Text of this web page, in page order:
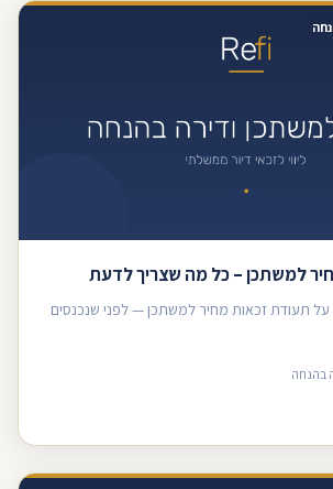
למשתכן – כל מה שצריך לדעת
תעודת זכאות מחיר למשתכן — לפני שנכנסים
בהנחה